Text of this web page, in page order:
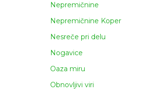
Nepremičnine
Nepremičnine Koper
Nesreče pri delu
Nogavice
Oaza miru
Obnovljivi viri